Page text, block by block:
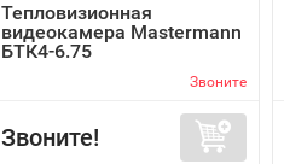
Тепловизионная
видеокамера Mastermann
БТК4-6.75
Звоните
Звоните!